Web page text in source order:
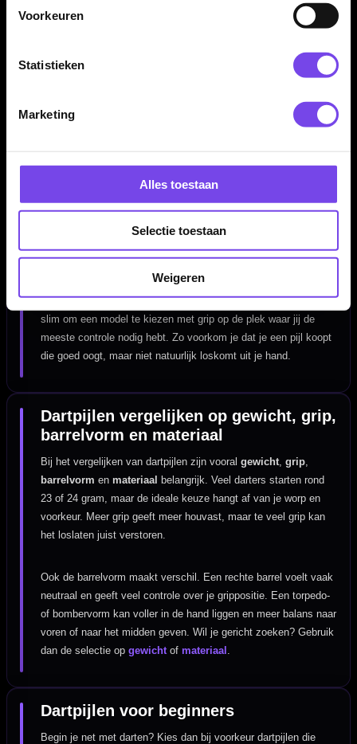
Voorkeuren
Statistieken
Marketing
Alles toestaan
Selectie toestaan
Weigeren
Of je nu net begint, fanatiek traint of competitie speelt: de juiste
dartpijlen geven controle, vertrouwen en een herhaalbare worp.
gericht kiezen.
Welke dartpijlen passen bij mij?
Gewicht, balans, gripzone, barrelvorm en materiaal bepalen hoe
de dart uit je hand komt en hoe stabiel hij naar het bord vliegt.
Gooi je rustig en gecontroleerd, dan kan een iets zwaardere dart
Kijk ook goed naar waar je de dart vasthoudt. Pak je de barrel
vooral vooraan, in het midden of achteraan vast? Dan is het
slim om een model te kiezen met grip op de plek waar jij de
meeste controle nodig hebt. Zo voorkom je dat je een pijl koopt
die goed oogt, maar niet natuurlijk loskomt uit je hand.
Dartpijlen vergelijken op gewicht, grip,
barrelvorm en materiaal
Bij het vergelijken van dartpijlen zijn vooralgewicht,grip,
barrelvorm enmateriaal belangrijk. Veel darters starten rond
23 of 24 gram, maar de ideale keuze hangt af van je worp en
voorkeur. Meer grip geeft meer houvast, maar te veel grip kan
het loslaten juist verstoren.
Ook de barrelvorm maakt verschil. Een rechte barrel voelt vaak
neutraal en geeft veel controle over je grippositie. Een torpedo-
of bombervorm kan voller in de hand liggen en meer balans naar
voren of naar het midden geven. Wil je gericht zoeken? Gebruik
dan de selectie opgewichtofmateriaal .
Dartpijlen voor beginners
Begin je net met darten? Kies dan bij voorkeur dartpijlen die